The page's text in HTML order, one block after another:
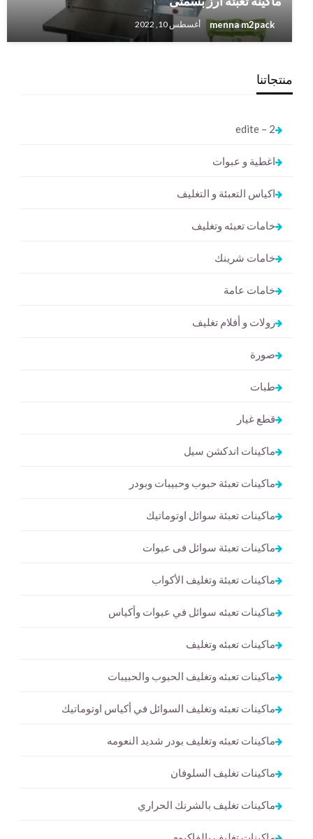
menna m2pack أغسطس 10, 2022
منتجاتنا
2 – edite
اغطية و عبوات
اكياس التعبئة و التغليف
خامات تعبئه وتغليف
خامات شرينك
خامات عامة
رولات و أفلام تغليف
صورة
طبات
قطع غيار
ماكينات اندكشن سيل
ماكينات تعبئة حبوب وحبيبات وبودر
ماكينات تعبئة سوائل اوتوماتيك
ماكينات تعبئة سوائل فى عبوات
ماكينات تعبئة وتغليف الأكواب
ماكينات تعبئه سوائل في عبوات وأكياس
ماكينات تعبئه وتغليف
ماكينات تعبئه وتغليف الحبوب والحبيبات
ماكينات تعبئه وتغليف السوائل في أكياس اوتوماتيك
ماكينات تعبئه وتغليف بودر شديد النعومه
ماكينات تغليف السلوفان
ماكينات تغليف بالشرنك الحراري